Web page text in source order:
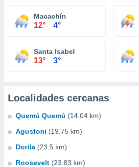
Macachín
12° 4°
Santa Isabel
13° 3°
Localidades cercanas
Quemú Quemú (14.04 km)
Agustoni (19.75 km)
Dorila (23.5 km)
Roosevelt (23.83 km)